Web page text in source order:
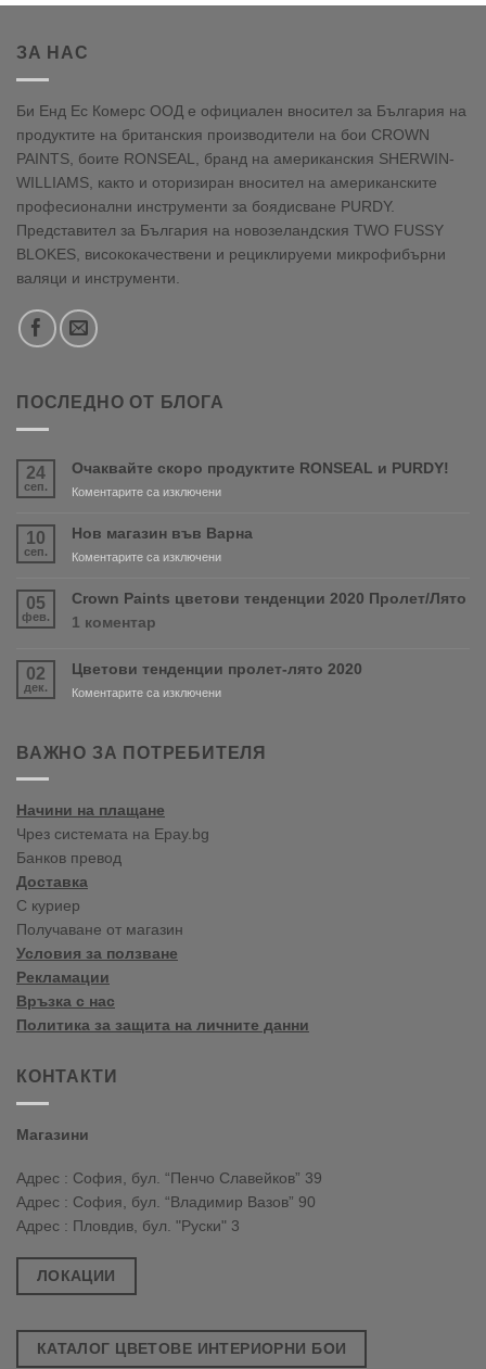
ЗА НАС
Би Енд Ес Комерс ООД е официален вносител за България на
продуктите на британския производители на бои CROWN
PAINTS, боите RONSEAL, бранд на американския SHERWIN-
WILLIAMS, както и оторизиран вносител на американските
професионални инструменти за боядисване PURDY.
Представител за България на новозеландския TWO FUSSY
BLOKES, висококачествени и рециклируеми микрофибърни
валяци и инструменти.
ПОСЛЕДНО ОТ БЛОГА
24
сеп.
Очаквайте скоро продуктите RONSEAL и PURDY!
Коментарите са изключениза
продуктите
RONSEAL
PURDY!
10
сеп.
Нов магазин във Варна
Коментарите са изключениза
05
фев.
Crown Paints цветови тенденции 2020 Пролет/Лято
1 коментар
цветови
тенденции
Лято
02
дек.
Цветови тенденции пролет-лято 2020
Коментарите са изключениза
пролет-
ВАЖНО ЗА ПОТРЕБИТЕЛЯ
Начини на плащане
Чрез системата на Epay.bg
Банков превод
Доставка
С куриер
Получаване от магазин
Условия за ползване
Рекламации
Връзка с нас
Политика за защита на личните данни
КОНТАКТИ
Магазини
Адрес : София, бул. “Пенчо Славейков” 39
Адрес : София, бул. “Владимир Вазов” 90
Адрес : Пловдив, бул. "Руски" 3
ЛОКАЦИИ
КАТАЛОГ ЦВЕТОВЕ ИНТЕРИОРНИ БОИ